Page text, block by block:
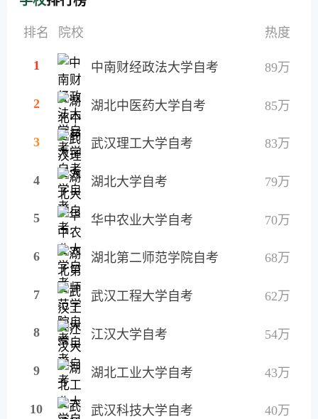
排名 院校 热度
1 中南财经政法大学自考 89万
2 湖北中医药大学自考 85万
3 武汉理工大学自考 83万
4 湖北大学自考 79万
5 华中农业大学自考 70万
6 湖北第二师范学院自考 68万
7 武汉工程大学自考 62万
8 江汉大学自考 54万
9 湖北工业大学自考 43万
10 武汉科技大学自考 40万